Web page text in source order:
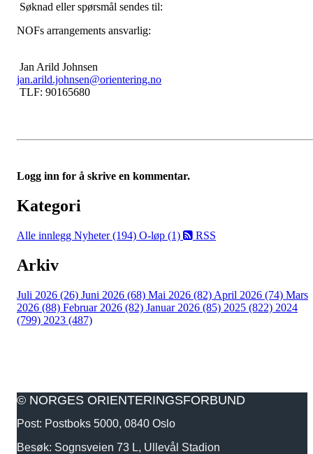
Søknad eller spørsmål sendes til:
NOFs arrangements ansvarlig:
Jan Arild Johnsen
jan.arild.johnsen@orientering.no
TLF: 90165680
Logg inn for å skrive en kommentar.
Kategori
Alle innlegg Nyheter (194) O-løp (1) RSS
Arkiv
Juli 2026 (26) Juni 2026 (68) Mai 2026 (82) April 2026 (74) Mars
2026 (88) Februar 2026 (82) Januar 2026 (85) 2025 (822) 2024
(799) 2023 (487)
© NORGES ORIENTERINGSFORBUND
Post: Postboks 5000, 0840 Oslo
Besøk: Sognsveien 73 L, Ullevål Stadion